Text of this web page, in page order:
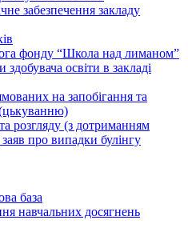
забезпечення закладу
фонду “Школа над лиманом”
освіти в закладі
на запобігання та
розгляду (з дотриманням
про випадки булінгу
база
навчальних досягнень